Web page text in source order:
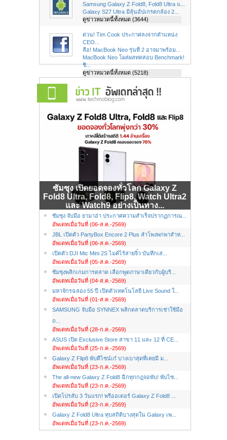
Samsung Galaxy Z Fold8, Fold8 Ultra แ...
Galaxy S27 Ultra มีลุ้นอัปเกรดกล้อง 2...
ดูข่าวหมวดนี้ทั้งหมด (3644)
ด่วน! Tim Cook ประกาศลงจากตำแหน่ง
CEO...
ลือ! MacBook Neo รุ่นที่ 2 อาจมาพร้อม...
MacBook Neo โผล่ผลทดสอบ Benchmark!
ชิ...
ดูข่าวหมวดนี้ทั้งหมด (5218)
ซัมซุง เปิดยอดจองทั่วโลก Galaxy Z
Fold8 Ultra, Fold8, Flip8, Watch Ultra2
และ Watch9 อย่างเป็นทาง...
ซัมซุง จับมือ ยามาฮ่า ประกาศความสำเร็จปรากฏการณ...
อัพเดทเมื่อวันที่ (06-ส.ค.-2569)
JBL เปิดตัว PartyBox Encore 2 Plus ลำโพงพกพาสำห...
อัพเดทเมื่อวันที่ (06-ส.ค.-2569)
เปิดตัว DJI Mic Mini 2S ไมค์ไร้สายจิ๋ว บันทึกเส...
อัพเดทเมื่อวันที่ (05-ส.ค.-2569)
ซัมซุงพลิกเกมการตลาด เลือกพูดภาษาเดียวกับผู้บริ...
อัพเดทเมื่อวันที่ (04-ส.ค.-2569)
มหาจักรฉลอง 55 ปี เปิดตัวเทคโนโลยี Live Sound ใ...
อัพเดทเมื่อวันที่ (01-ส.ค.-2569)
SAMSUNG จับมือ SYNNEX พลิกตลาดบริการเช่าใช้มือ
ถ...
อัพเดทเมื่อวันที่ (28-ก.ค.-2569)
ASUS เปิด Exclusive Store สาขา 11 และ 12 ที่ CE...
อัพเดทเมื่อวันที่ (25-ก.ค.-2569)
Galaxy Z Flip8 พับดีไซน์เก๋ บางเบาสุดที่เคยมี ม...
อัพเดทเมื่อวันที่ (23-ก.ค.-2569)
The all-new Galaxy Z Fold8 ฉีกทุกกฎจอพับ! พับไซ...
อัพเดทเมื่อวันที่ (23-ก.ค.-2569)
เปิดโปรลับ 3 วันแรก! พรีออเดอร์ Galaxy Z Fold8 ...
อัพเดทเมื่อวันที่ (23-ก.ค.-2569)
Galaxy Z Fold8 Ultra ทุบสถิติบางสุดใน Galaxy เพ...
อัพเดทเมื่อวันที่ (23-ก.ค.-2569)